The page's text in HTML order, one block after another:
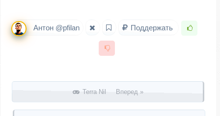
Антон @pfilan Поддержать
Запись навигация
Terra Nil Вперед »